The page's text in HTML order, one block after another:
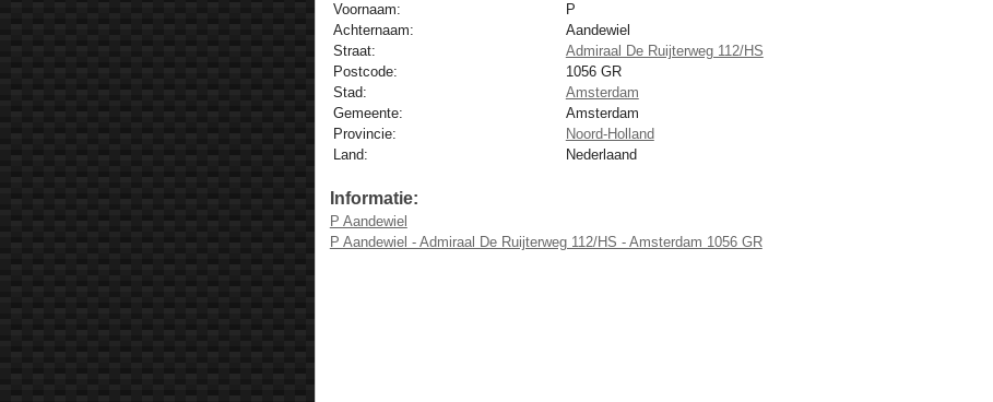
Voornaam:
P
Achternaam:
Aandewiel
Straat:
Admiraal De Ruijterweg 112/HS
Postcode:
1056 GR
Stad:
Amsterdam
Gemeente:
Amsterdam
Provincie:
Noord-Holland
Land:
Nederlaand
Informatie:
P Aandewiel
P Aandewiel - Admiraal De Ruijterweg 112/HS - Amsterdam 1056 GR